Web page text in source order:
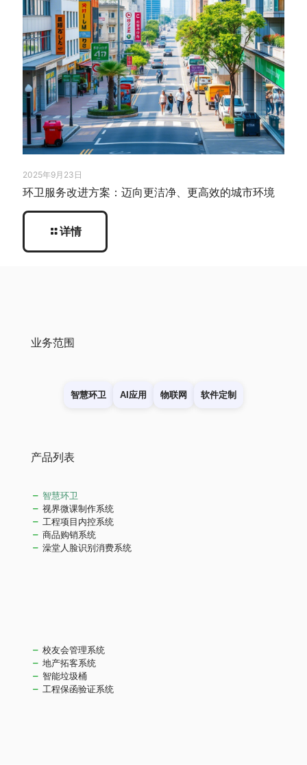
2025年9月23日
环卫服务改进方案：迈向更洁净、更高效的城市环境
详情
业务范围
智慧环卫 AI应用 物联网 软件定制
产品列表
智慧环卫
视界微课制作系统
工程项目内控系统
商品购销系统
澡堂人脸识别消费系统
校友会管理系统
地产拓客系统
智能垃圾桶
工程保函验证系统